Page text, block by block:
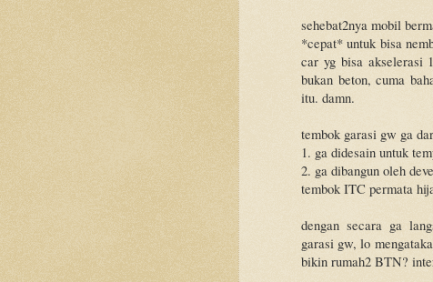
sehebat2nya mobil
*cepat* untuk bisa
car yg bisa akselerasi
bukan beton, cuma
itu. damn.
tembok garasi gw ga
1. ga didesain untuk
2. ga dibangun oleh
tembok ITC permata
dengan secara ga
garasi gw, lo
bikin rumah2 BTN?